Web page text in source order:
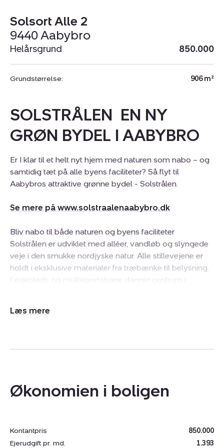
Solsort Alle 2
9440 Aabybro
Helårsgrund 850.000
Grundstørrelse: 906 m²
SOLSTRÅLEN  EN NY
GRØN BYDEL I AABYBRO
Er I klar til et helt nyt hjem med naturen som nabo – og
samtidig tæt på alle byens faciliteter? Så flyt til
Aabybros attraktive grønne bydel - Solstrålen.
Se mere på www.solstraalenaabybro.dk
Bliv nabo til både naturen og byens faciliteter
Solstrålen er udviklet med alléer, vandløb og slyngede
veje i den smukke nordjyske natur. Alle stillevejene er
holdt i eksklusive materialer fra træbænke til belysning.
Legeplads og multisportsbane danner centrum i
helt nyt niveau som en livlig by med flere faciliteter, flere
Solstrålen er blandt de første af disse nye bydele til at
Eksklusiv udstykning til det gode liv
Økonomien i boligen
Kontantpris
850.000
Ejerudgift pr. md.
1.393